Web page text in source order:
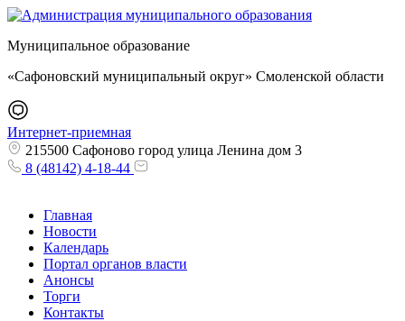
Муниципальное образование
«Сафоновский муниципальный округ» Смоленской области
Интернет-приемная
215500 Сафоново город улица Ленина дом 3
8 (48142) 4-18-44
Главная
Новости
Календарь
Портал органов власти
Анонсы
Торги
Контакты